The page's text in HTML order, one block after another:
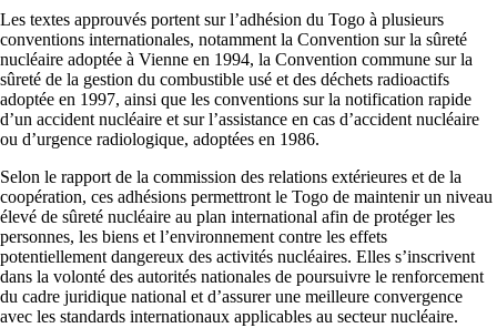
Les textes approuvés portent sur l’adhésion du Togo à plusieurs
conventions internationales, notamment la Convention sur la sûreté
nucléaire adoptée à Vienne en 1994, la Convention commune sur la
sûreté de la gestion du combustible usé et des déchets radioactifs
adoptée en 1997, ainsi que les conventions sur la notification rapide
d’un accident nucléaire et sur l’assistance en cas d’accident nucléaire
ou d’urgence radiologique, adoptées en 1986.
Selon le rapport de la commission des relations extérieures et de la
coopération, ces adhésions permettront le Togo de maintenir un niveau
élevé de sûreté nucléaire au plan international afin de protéger les
personnes, les biens et l’environnement contre les effets
potentiellement dangereux des activités nucléaires. Elles s’inscrivent
dans la volonté des autorités nationales de poursuivre le renforcement
du cadre juridique national et d’assurer une meilleure convergence
avec les standards internationaux applicables au secteur nucléaire.